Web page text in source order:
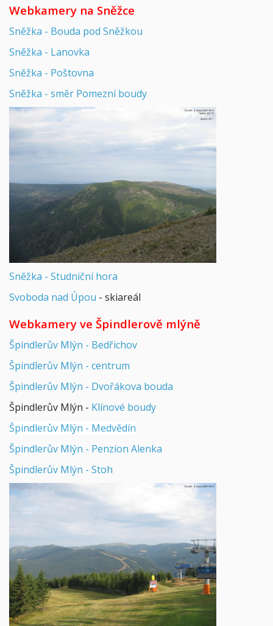
Webkamery na Sněžce
Sněžka - Bouda pod Sněžkou
Sněžka - Lanovka
Sněžka - Poštovna
Sněžka - směr Pomezní boudy
Sněžka - Studniční hora
Svoboda nad Úpou - skiareál
Webkamery ve Špindlerově mlýně
Špindlerův Mlýn - Bedřichov
Špindlerův Mlýn - centrum
Špindlerův Mlýn - Dvořákova bouda
Špindlerův Mlýn - Klínové boudy
Špindlerův Mlýn - Medvědín
Špindlerův Mlýn - Penzion Alenka
Špindlerův Mlýn - Stoh